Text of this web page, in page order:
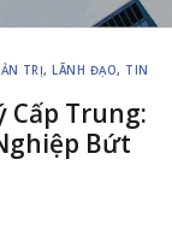
TRỊ,LÃNH ĐẠO, TIN
Cấp Trung:
Bứt